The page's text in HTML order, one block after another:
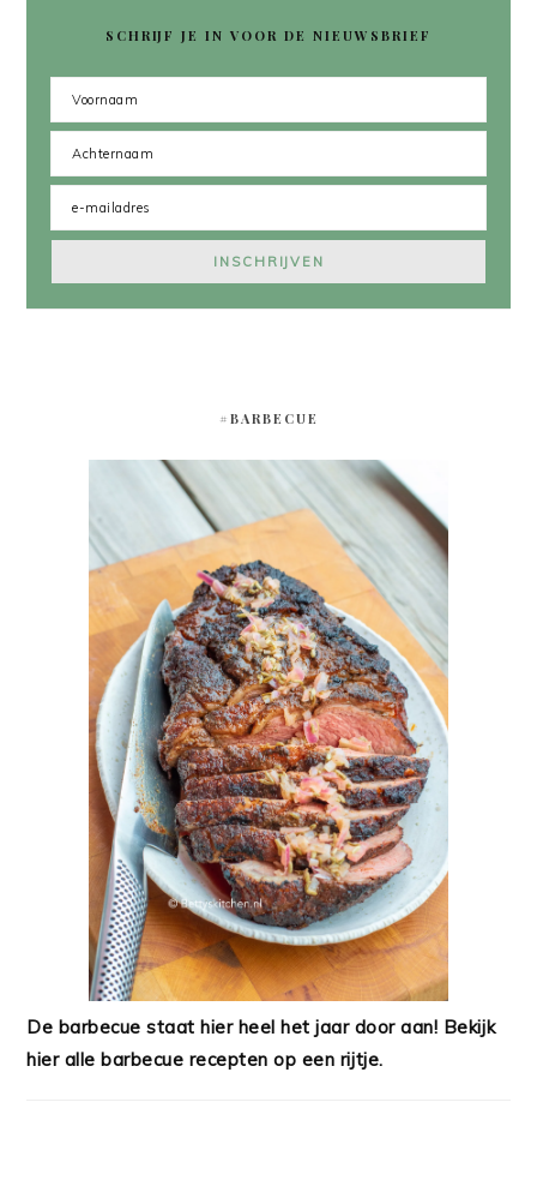
SCHRIJF JE IN VOOR DE NIEUWSBRIEF
#BARBECUE
De barbecue staat hier heel het jaar door aan! Bekijk
hier alle barbecue recepten op een rijtje.